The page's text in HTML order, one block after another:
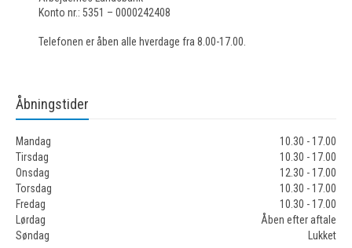
Konto nr.: 5351 – 0000242408
Telefonen er åben alle hverdage fra 8.00-17.00.
Åbningstider
Mandag
10.30 - 17.00
Tirsdag
10.30 - 17.00
Onsdag
12.30 - 17.00
Torsdag
10.30 - 17.00
Fredag
10.30 - 17.00
Lørdag
Åben efter aftale
Søndag
Lukket